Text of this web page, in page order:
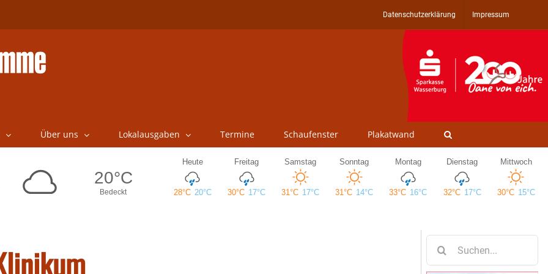
Datenschutzerklärung Impressum
Über uns Lokalausgaben Termine Schaufenster Plakatwand
nach: